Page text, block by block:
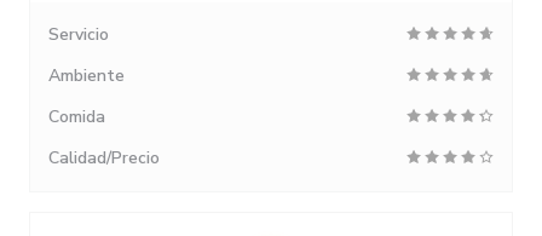
Servicio
Ambiente
Comida
Calidad/Precio